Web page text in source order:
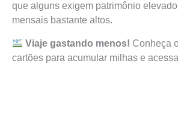
que alguns exigem patrimônio
mensais bastante altos.
Viaje gastando menos! Conheça
cartões para acumular milhas e